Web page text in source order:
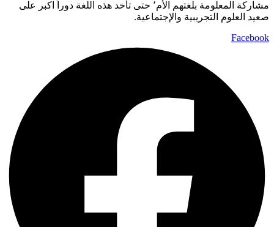
مشاركة المعلومة بلغتهم الأم٬ حتى تأخد هذه اللغة دوراً اكبر على
صعيد العلوم التجريبية والإجتماعية.
Facebook